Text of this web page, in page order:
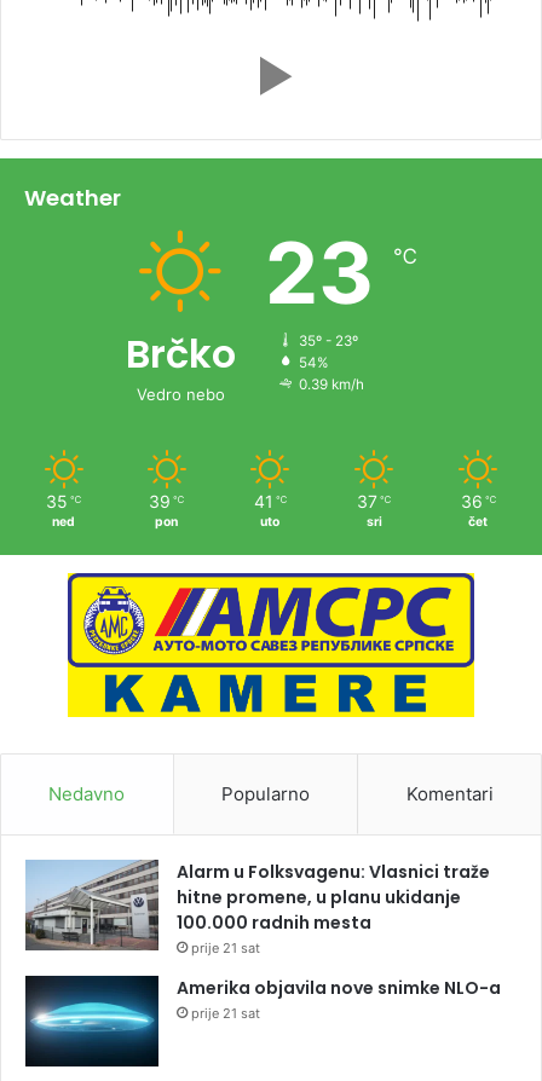
Weather
Brčko
Vedro nebo
23 ℃
35º - 23º
54%
0.39 km/h
35 ℃
ned
39 ℃
pon
41 ℃
uto
37 ℃
sri
36 ℃
čet
Nedavno Popularno Komentari
Alarm u Folksvagenu: Vlasnici traže
hitne promene, u planu ukidanje
100.000 radnih mesta
prije 21 sat
Amerika objavila nove snimke NLO-a
prije 21 sat